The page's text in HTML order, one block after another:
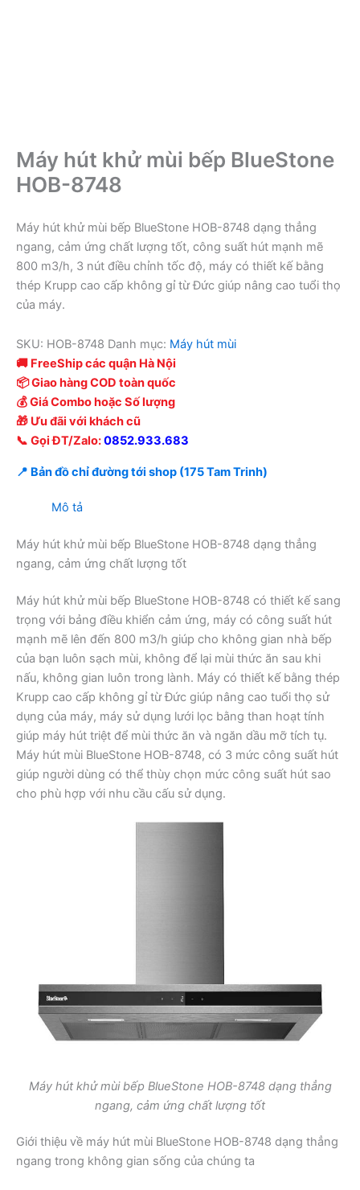
Máy hút khử mùi bếp BlueStone
HOB-8748
Máy hút khử mùi bếp BlueStone HOB-8748 dạng thẳng
ngang, cảm ứng chất lượng tốt, công suất hút mạnh mẽ
800 m3/h, 3 nút điều chỉnh tốc độ, máy có thiết kế bằng
thép Krupp cao cấp không gỉ từ Đức giúp nâng cao tuổi thọ
của máy.
SKU: HOB-8748 Danh mục: Máy hút mùi
🚚 FreeShip các quận Hà Nội
📦 Giao hàng COD toàn quốc
💰 Giá Combo hoặc Số lượng
🎁 Ưu đãi với khách cũ
📞 Gọi ĐT/Zalo:0852.933.683
📍 Bản đồ chỉ đường tới shop (175 Tam Trinh)
Mô tả
Máy hút khử mùi bếp BlueStone HOB-8748 dạng thẳng
ngang, cảm ứng chất lượng tốt
Máy hút khử mùi bếp BlueStone HOB-8748 có thiết kế sang
trọng với bảng điều khiển cảm ứng, máy có công suất hút
mạnh mẽ lên đến 800 m3/h giúp cho không gian nhà bếp
của bạn luôn sạch mùi, không để lại mùi thức ăn sau khi
nấu, không gian luôn trong lành. Máy có thiết kế bằng thép
Krupp cao cấp không gỉ từ Đức giúp nâng cao tuổi thọ sử
dụng của máy, máy sử dụng lưới lọc bằng than hoạt tính
giúp máy hút triệt để mùi thức ăn và ngăn dầu mỡ tích tụ.
Máy hút mùi BlueStone HOB-8748, có 3 mức công suất hút
giúp người dùng có thể thùy chọn mức công suất hút sao
cho phù hợp với nhu cầu cấu sử dụng.
Máy hút khử mùi bếp BlueStone HOB-8748 dạng thẳng
ngang, cảm ứng chất lượng tốt
Giới thiệu về máy hút mùi BlueStone HOB-8748 dạng thẳng
ngang trong không gian sống của chúng ta